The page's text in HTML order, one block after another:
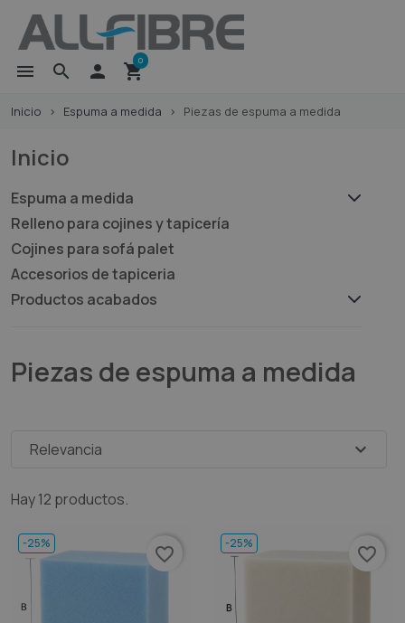
search
menu  shopping_cart
0
Inicio Espuma a medida Piezas de espuma a medida
Inicio
Espuma a medida
Relleno para cojines y tapicería
Cojines para sofá palet
Accesorios de tapiceria
Productos acabados
Piezas de espuma a medida
Hay 12 productos.
Relevancia expand_more
-25%
favorite_border
-25%
favorite_border